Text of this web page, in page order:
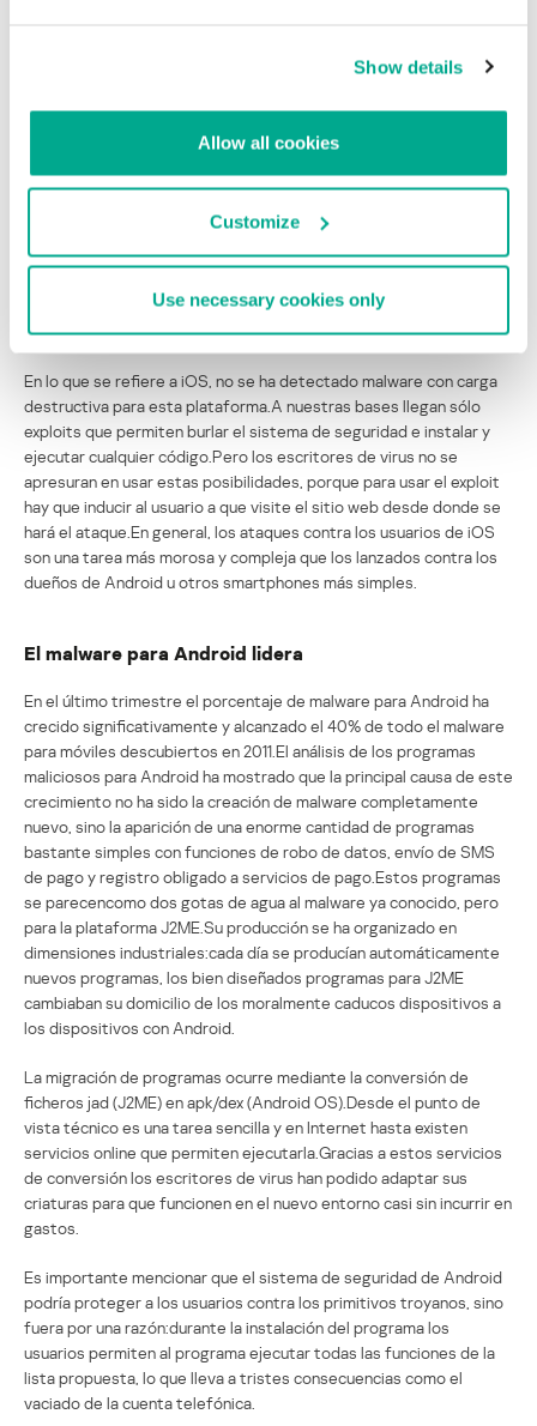
Show details
Allow all cookies
Customize
Use necessary cookies only
Cantidad de firmas agregadas para la detección de malware para
diferentes plataformas,
se crea en el territorio de China y el espacio postsoviético.
tres primeros trimestres de 2011 sólo una décima parte de todos
los nuevos programas maliciosos eran para esta plataforma.
En lo que se refiere a iOS, no se ha detectado malware con carga
destructiva para esta plataforma.A nuestras bases llegan sólo
exploits que permiten burlar el sistema de seguridad e instalar y
ejecutar cualquier código.Pero los escritores de virus no se
apresuran en usar estas posibilidades, porque para usar el exploit
hay que inducir al usuario a que visite el sitio web desde donde se
hará el ataque.En general, los ataques contra los usuarios de iOS
son una tarea más morosa y compleja que los lanzados contra los
dueños de Android u otros smartphones más simples.
El malware para Android lidera
En el último trimestre el porcentaje de malware para Android ha
crecido significativamente y alcanzado el 40% de todo el malware
para móviles descubiertos en 2011.El análisis de los programas
maliciosos para Android ha mostrado que la principal causa de este
crecimiento no ha sido la creación de malware completamente
nuevo, sino la aparición de una enorme cantidad de programas
bastante simples con funciones de robo de datos, envío de SMS
de pago y registro obligado a servicios de pago.Estos programas
se parecencomo dos gotas de agua al malware ya conocido, pero
para la plataforma J2ME.Su producción se ha organizado en
dimensiones industriales:cada día se producían automáticamente
nuevos programas, los bien diseñados programas para J2ME
cambiaban su domicilio de los moralmente caducos dispositivos a
los dispositivos con Android.
La migración de programas ocurre mediante la conversión de
ficheros jad (J2ME) en apk/dex (Android OS).Desde el punto de
vista técnico es una tarea sencilla y en Internet hasta existen
servicios online que permiten ejecutarla.Gracias a estos servicios
de conversión los escritores de virus han podido adaptar sus
criaturas para que funcionen en el nuevo entorno casi sin incurrir en
gastos.
Es importante mencionar que el sistema de seguridad de Android
podría proteger a los usuarios contra los primitivos troyanos, sino
fuera por una razón:durante la instalación del programa los
usuarios permiten al programa ejecutar todas las funciones de la
lista propuesta, lo que lleva a tristes consecuencias como el
vaciado de la cuenta telefónica.